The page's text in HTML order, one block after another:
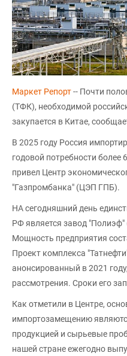
Маркет Репорт-- Почти
(ТФК), необходимой
закупается в Китае,
В 2025 году Россия
годовой потребности более
привел Центр
"Газпромбанка" (ЦЭП ГПБ).
НА сегодняшний день
РФ является завод
Мощность предприятия
Проект комплекса
анонсированный в 2021
рассмотрения. Сроки его
Как отметили в Центре,
импортозамещению
продукцией и сырьевые
нашей стране ежегодно